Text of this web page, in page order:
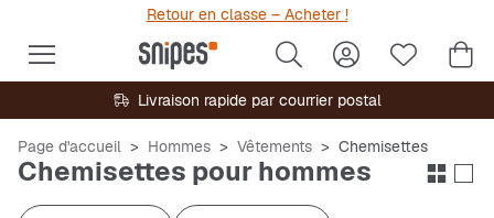
Retour en classe – Acheter !
Livraison rapide par courrier postal
Page d'accueil Hommes Vêtements Chemisettes
Chemisettes pour hommes